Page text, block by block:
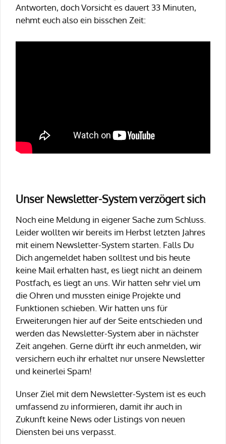
Antworten, doch Vorsicht es dauert 33 Minuten,
nehmt euch also ein bisschen Zeit:
Unser Newsletter-System verzögert sich
Noch eine Meldung in eigener Sache zum Schluss.
Leider wollten wir bereits im Herbst letzten Jahres
mit einem Newsletter-System starten. Falls Du
Dich angemeldet haben solltest und bis heute
keine Mail erhalten hast, es liegt nicht an deinem
Postfach, es liegt an uns. Wir hatten sehr viel um
die Ohren und mussten einige Projekte und
Funktionen schieben. Wir hatten uns für
Erweiterungen hier auf der Seite entschieden und
werden das Newsletter-System aber in nächster
Zeit angehen. Gerne dürft ihr euch anmelden, wir
versichern euch ihr erhaltet nur unsere Newsletter
und keinerlei Spam!
Unser Ziel mit dem Newsletter-System ist es euch
umfassend zu informieren, damit ihr auch in
Zukunft keine News oder Listings von neuen
Diensten bei uns verpasst.